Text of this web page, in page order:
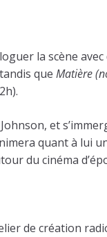
la scène avec
que Matière
et
quant à lui
du cinéma
de création